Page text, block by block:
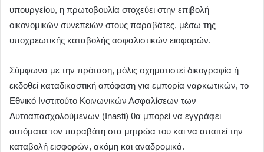
υπουργείου, η πρωτοβουλία στοχεύει στην επιβολή
οικονομικών συνεπειών στους παραβάτες, μέσω της
υποχρεωτικής καταβολής ασφαλιστικών εισφορών.
Σύμφωνα με την πρόταση, μόλις σχηματιστεί δικογραφία ή
εκδοθεί καταδικαστική απόφαση για εμπορία ναρκωτικών, το
Εθνικό Ινστιτούτο Κοινωνικών Ασφαλίσεων των
Αυτοαπασχολούμενων (Inasti) θα μπορεί να εγγράφει
αυτόματα τον παραβάτη στα μητρώα του και να απαιτεί την
καταβολή εισφορών, ακόμη και αναδρομικά.